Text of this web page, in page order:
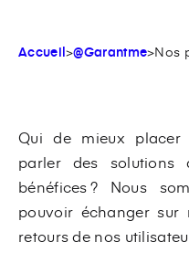
Accueil>@Garantme>Nos
Qui de mieux placer
parler des
bénéfices ? Nous
pouvoir échanger sur
retours de nos